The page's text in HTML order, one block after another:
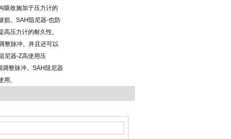
吸收施加于压力计的
损。SAH阻尼器-也防
压力计的耐久性。
整脉冲。并且还可以
尼器-Z高使用压
调整脉冲。SAH阻尼器
。